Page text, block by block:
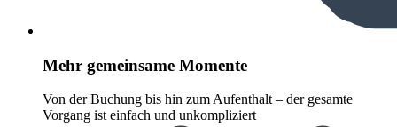
Mehr gemeinsame Momente
Von der Buchung bis hin zum Aufenthalt – der gesamte
Vorgang ist einfach und unkompliziert